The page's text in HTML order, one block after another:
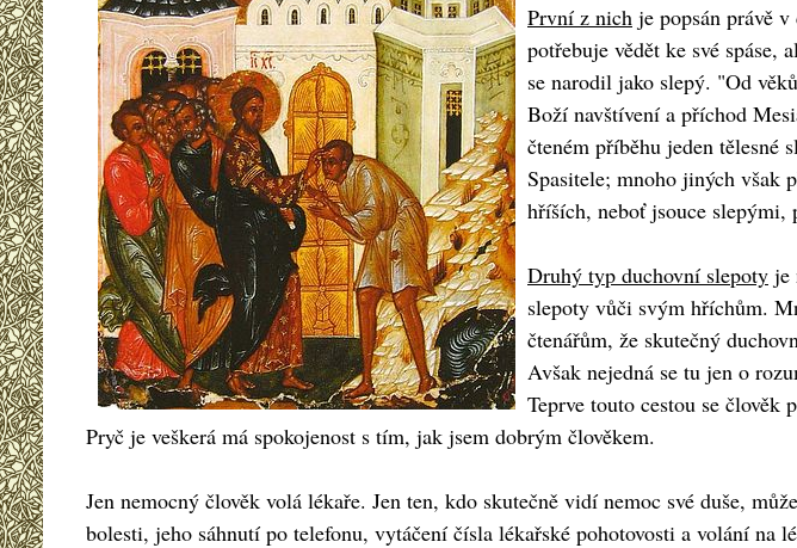
První z nich je popsán právě
potřebuje vědět ke své
se narodil jako slepý. "Od
Boží navštívení a příchod
čteném příběhu jeden
Spasitele; mnoho jiných však
hříších, neboť jsouce slepými,
Druhý typ duchovní slepoty je
slepoty vůči svým hříchům.
čtenářům, že skutečný
Avšak nejedná se tu jen o
Teprve touto cestou se člověk
Pryč je veškerá má spokojenost s tím, jak jsem dobrým člověkem.
Jen nemocný člověk volá lékaře. Jen ten, kdo skutečně vidí nemoc své duše,
bolesti, jeho sáhnutí po telefonu, vytáčení čísla lékařské pohotovosti a volání